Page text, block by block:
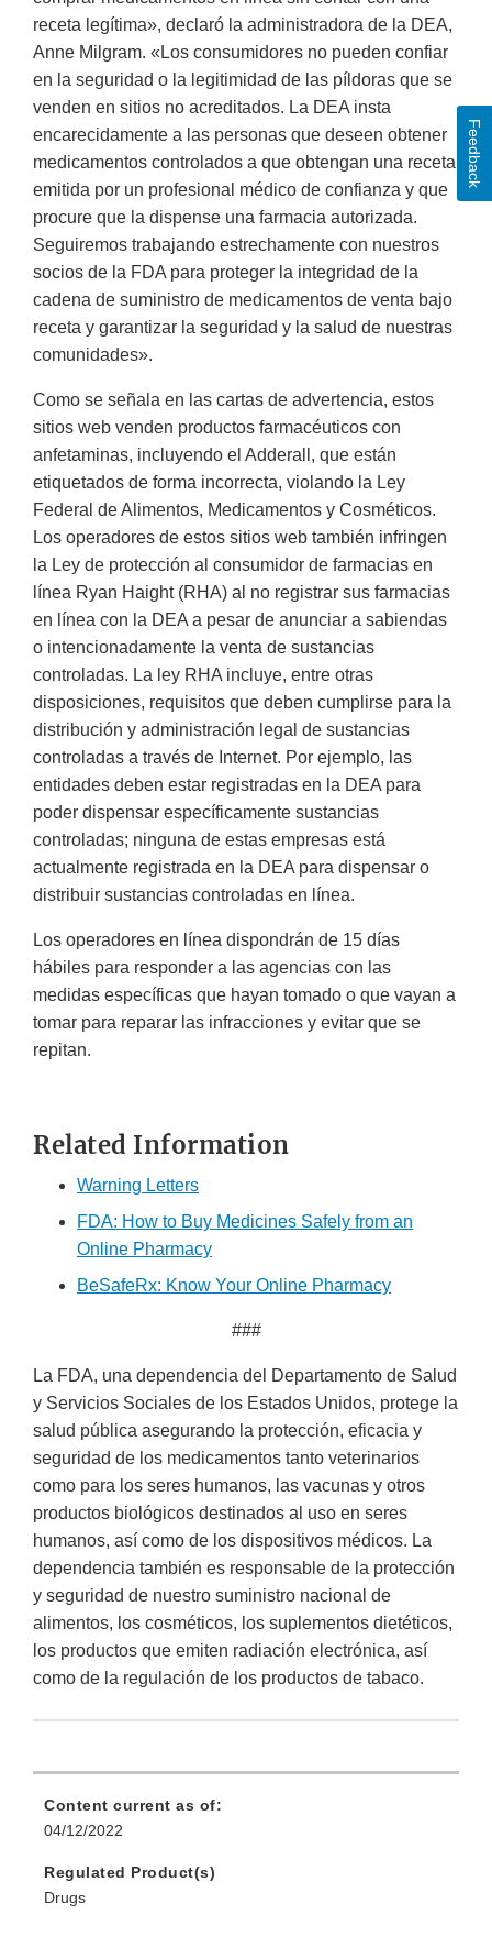
receta legítima», declaró la administradora de la DEA,
Anne Milgram. «Los consumidores no pueden confiar
en la seguridad o la legitimidad de las píldoras que se
venden en sitios no acreditados. La DEA insta
encarecidamente a las personas que deseen obtener
medicamentos controlados a que obtengan una receta
emitida por un profesional médico de confianza y que
procure que la dispense una farmacia autorizada.
Seguiremos trabajando estrechamente con nuestros
socios de la FDA para proteger la integridad de la
cadena de suministro de medicamentos de venta bajo
receta y garantizar la seguridad y la salud de nuestras
comunidades».
Como se señala en las cartas de advertencia, estos
sitios web venden productos farmacéuticos con
anfetaminas, incluyendo el Adderall, que están
etiquetados de forma incorrecta, violando la Ley
Federal de Alimentos, Medicamentos y Cosméticos.
Los operadores de estos sitios web también infringen
la Ley de protección al consumidor de farmacias en
línea Ryan Haight (RHA) al no registrar sus farmacias
en línea con la DEA a pesar de anunciar a sabiendas
o intencionadamente la venta de sustancias
controladas. La ley RHA incluye, entre otras
disposiciones, requisitos que deben cumplirse para la
distribución y administración legal de sustancias
controladas a través de Internet. Por ejemplo, las
entidades deben estar registradas en la DEA para
poder dispensar específicamente sustancias
controladas; ninguna de estas empresas está
actualmente registrada en la DEA para dispensar o
distribuir sustancias controladas en línea.
Los operadores en línea dispondrán de 15 días
hábiles para responder a las agencias con las
medidas específicas que hayan tomado o que vayan a
tomar para reparar las infracciones y evitar que se
repitan.
Related Information
Warning Letters
FDA: How to Buy Medicines Safely from an
Online Pharmacy
BeSafeRx: Know Your Online Pharmacy
###
La FDA, una dependencia del Departamento de Salud
y Servicios Sociales de los Estados Unidos, protege la
salud pública asegurando la protección, eficacia y
seguridad de los medicamentos tanto veterinarios
como para los seres humanos, las vacunas y otros
productos biológicos destinados al uso en seres
humanos, así como de los dispositivos médicos. La
dependencia también es responsable de la protección
y seguridad de nuestro suministro nacional de
alimentos, los cosméticos, los suplementos dietéticos,
los productos que emiten radiación electrónica, así
como de la regulación de los productos de tabaco.
Content current as of:
04/12/2022
Regulated Product(s)
Drugs
Feedback